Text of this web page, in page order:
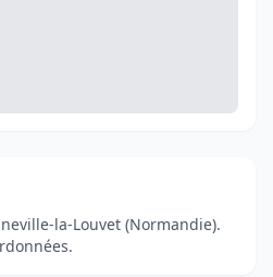
la-Louvet (Normandie).